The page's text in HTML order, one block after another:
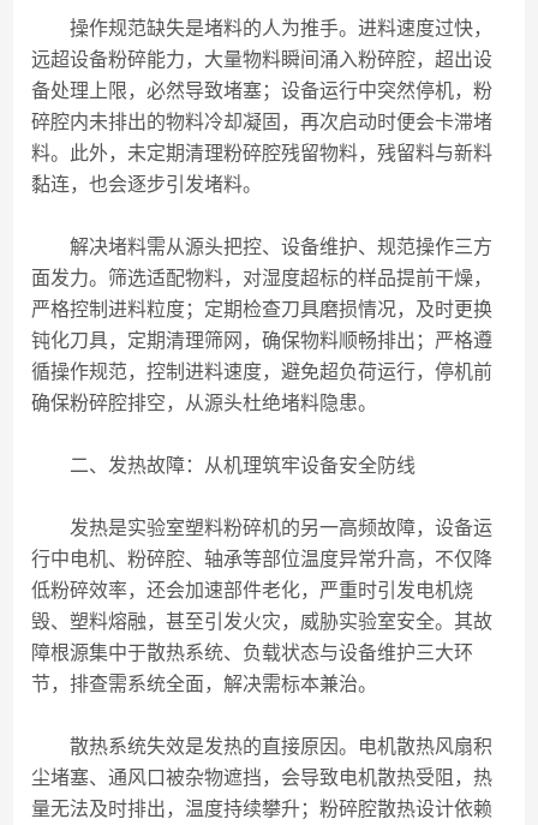
操作规范缺失是堵料的人为推手。进料速度过快，
远超设备粉碎能力，大量物料瞬间涌入粉碎腔，超出设
备处理上限，必然导致堵塞；设备运行中突然停机，粉
碎腔内未排出的物料冷却凝固，再次启动时便会卡滞堵
料。此外，未定期清理粉碎腔残留物料，残留料与新料
黏连，也会逐步引发堵料。
解决堵料需从源头把控、设备维护、规范操作三方
面发力。筛选适配物料，对湿度超标的样品提前干燥，
严格控制进料粒度；定期检查刀具磨损情况，及时更换
钝化刀具，定期清理筛网，确保物料顺畅排出；严格遵
循操作规范，控制进料速度，避免超负荷运行，停机前
确保粉碎腔排空，从源头杜绝堵料隐患。
二、发热故障：从机理筑牢设备安全防线
发热是实验室塑料粉碎机的另一高频故障，设备运
行中电机、粉碎腔、轴承等部位温度异常升高，不仅降
低粉碎效率，还会加速部件老化，严重时引发电机烧
毁、塑料熔融，甚至引发火灾，威胁实验室安全。其故
障根源集中于散热系统、负载状态与设备维护三大环
节，排查需系统全面，解决需标本兼治。
散热系统失效是发热的直接原因。电机散热风扇积
尘堵塞、通风口被杂物遮挡，会导致电机散热受阻，热
量无法及时排出，温度持续攀升；粉碎腔散热设计依赖